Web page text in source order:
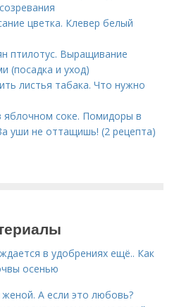
цветка. Клевер белый
птилотус. Выращивание
(посадка и уход)
листья табака. Что нужно
яблочном соке. Помидоры в
уши не оттащишь! (2 рецепта)
в удобрениях ещё.. Как
осенью
А если это любовь?